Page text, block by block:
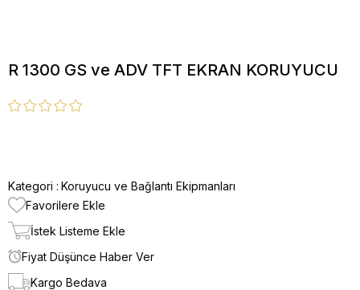
R 1300 GS ve ADV TFT EKRAN KORUYUCU
Kategori : Koruyucu ve Bağlantı Ekipmanları
Favorilere Ekle
İstek Listeme Ekle
Fiyat Düşünce Haber Ver
Kargo Bedava